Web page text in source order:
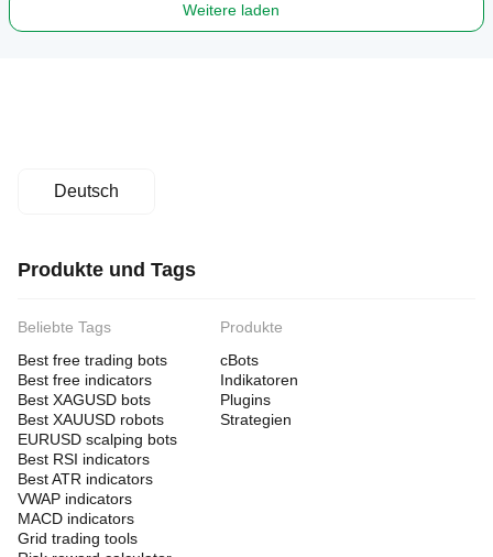
Weitere laden
Deutsch
Produkte und Tags
Beliebte Tags
Best free trading bots
Best free indicators
Best XAGUSD bots
Best XAUUSD robots
EURUSD scalping bots
Best RSI indicators
Best ATR indicators
VWAP indicators
MACD indicators
Grid trading tools
Produkte
cBots
Indikatoren
Plugins
Strategien